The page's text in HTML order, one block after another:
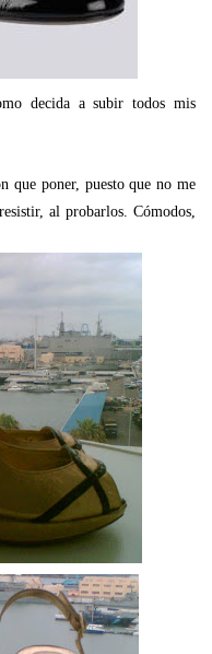
decida a subir todos mis
que poner, puesto que no me
al probarlos. Cómodos,